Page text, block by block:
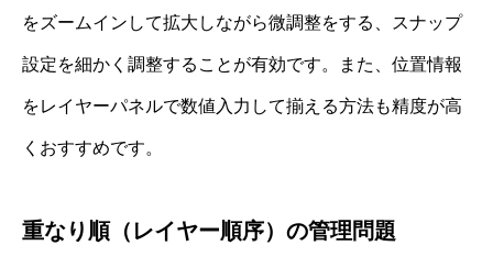
をズームインして拡大しながら微調整をする、スナップ
設定を細かく調整することが有効です。また、位置情報
をレイヤーパネルで数値入力して揃える方法も精度が高
くおすすめです。
重なり順（レイヤー順序）の管理問題